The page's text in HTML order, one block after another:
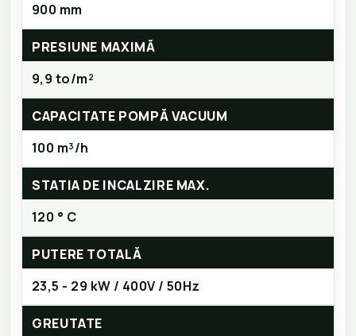
900 mm
PRESIUNE MAXIMĂ
9,9 to/m²
CAPACITATE POMPĂ VACUUM
100 m³/h
STATIA DE INCALZIRE MAX.
120 ° C
PUTERE TOTALĂ
23,5 - 29 kW / 400V / 50Hz
GREUTATE